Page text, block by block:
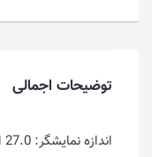
توضیحات اجمالی